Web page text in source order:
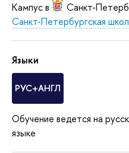
Кампус в
Санкт-
Санкт-Петербургская
Языки
РУС+АНГЛ
Обучение ведется на
языке